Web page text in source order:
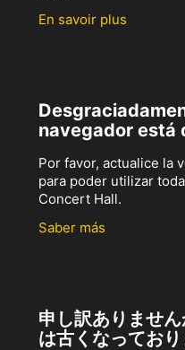
En savoir plus
navegador está
Por favor, actualice la
para poder utilizar
Concert Hall.
Saber más
申し訳ありませ
は古くなってお